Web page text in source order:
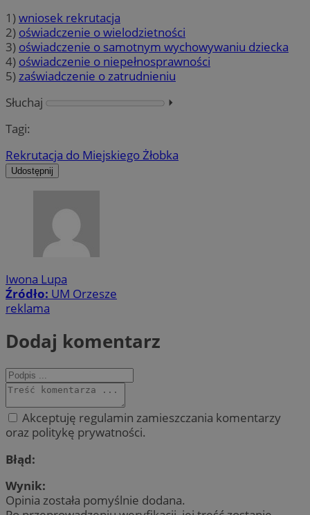
1)wniosek rekrutacja
2) oświadczenie o wielodzietności
3) oświadczenie o samotnym wychowywaniu dziecka
4) oświadczenie o niepełnosprawności
5)zaświadczenie o zatrudnieniu
Słuchaj
⏵︎
Tagi:
Rekrutacja do Miejskiego Żłobka
Udostępnij
Iwona Lupa
Źródło: UM Orzesze
reklama
Dodaj komentarz
Akceptuję regulamin zamieszczania komentarzy
oraz politykę prywatności.
Błąd:
Wynik:
Opinia została pomyślnie dodana.